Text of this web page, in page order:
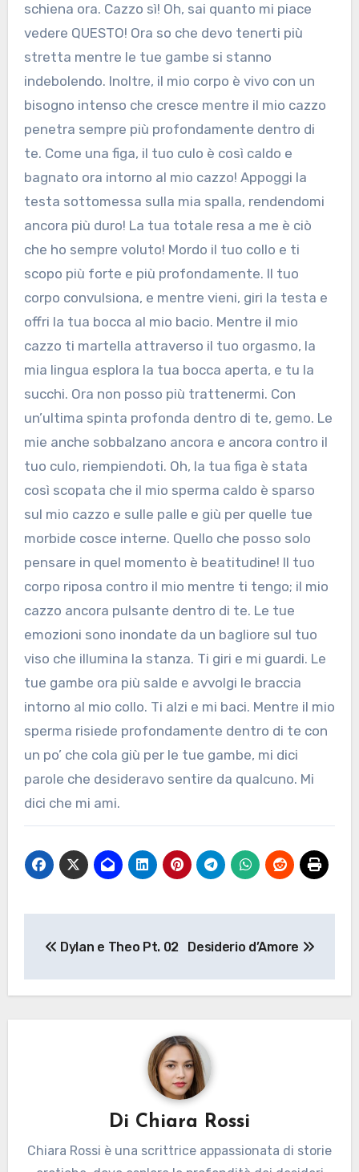
schiena ora. Cazzo sì! Oh, sai quanto mi piace
vedere QUESTO! Ora so che devo tenerti più
stretta mentre le tue gambe si stanno
indebolendo. Inoltre, il mio corpo è vivo con un
bisogno intenso che cresce mentre il mio cazzo
penetra sempre più profondamente dentro di
te. Come una figa, il tuo culo è così caldo e
bagnato ora intorno al mio cazzo! Appoggi la
testa sottomessa sulla mia spalla, rendendomi
ancora più duro! La tua totale resa a me è ciò
che ho sempre voluto! Mordo il tuo collo e ti
scopo più forte e più profondamente. Il tuo
corpo convulsiona, e mentre vieni, giri la testa e
offri la tua bocca al mio bacio. Mentre il mio
cazzo ti martella attraverso il tuo orgasmo, la
mia lingua esplora la tua bocca aperta, e tu la
succhi. Ora non posso più trattenermi. Con
un’ultima spinta profonda dentro di te, gemo. Le
mie anche sobbalzano ancora e ancora contro il
tuo culo, riempiendoti. Oh, la tua figa è stata
così scopata che il mio sperma caldo è sparso
sul mio cazzo e sulle palle e giù per quelle tue
morbide cosce interne. Quello che posso solo
pensare in quel momento è beatitudine! Il tuo
corpo riposa contro il mio mentre ti tengo; il mio
cazzo ancora pulsante dentro di te. Le tue
emozioni sono inondate da un bagliore sul tuo
viso che illumina la stanza. Ti giri e mi guardi. Le
tue gambe ora più salde e avvolgi le braccia
intorno al mio collo. Ti alzi e mi baci. Mentre il mio
sperma risiede profondamente dentro di te con
un po’ che cola giù per le tue gambe, mi dici
parole che desideravo sentire da qualcuno. Mi
dici che mi ami.
articoli
Dylan e Theo Pt. 02 Desiderio d’Amore
Di Chiara Rossi
Chiara Rossi è una scrittrice appassionata di storie